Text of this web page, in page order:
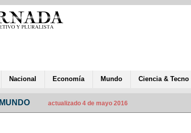
Nacional Economía Mundo Ciencia & Tecno
MUNDO actualizado 4 de mayo 2016